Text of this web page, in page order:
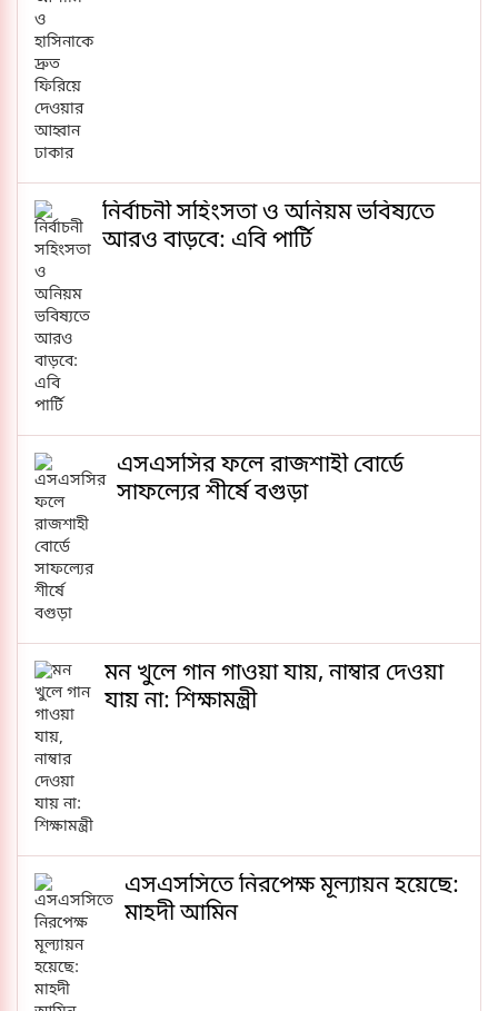
নির্বাচনী সহিংসতা ও অনিয়ম ভবিষ্যতে
আরও বাড়বে: এবি পার্টি
এসএসসির ফলে রাজশাহী বোর্ডে
সাফল্যের শীর্ষে বগুড়া
মন খুলে গান গাওয়া যায়, নাম্বার দেওয়া
যায় না: শিক্ষামন্ত্রী
এসএসসিতে নিরপেক্ষ মূল্যায়ন হয়েছে:
মাহদী আমিন